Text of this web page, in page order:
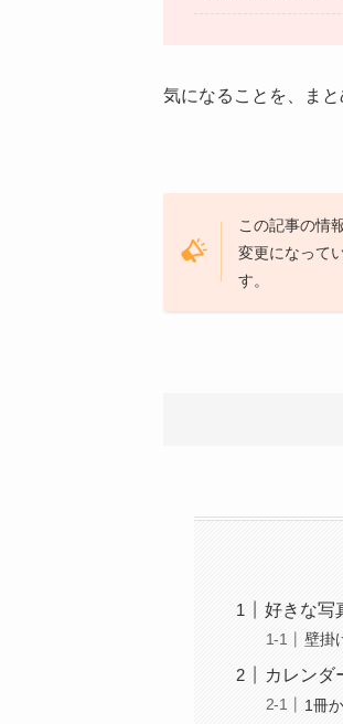
気になることを、まと
この記事の情
変更になって
す。
好きな写
壁掛
カレンダ
1冊